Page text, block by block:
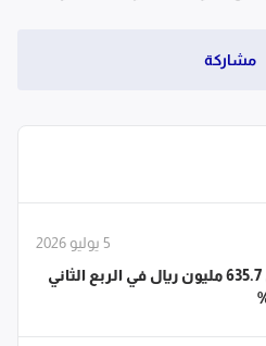
مشاركة
5 يوليو 2026
تراجع أرباح المراعي 1.7% إلى 635.7 مليون ريال في الربع الثاني